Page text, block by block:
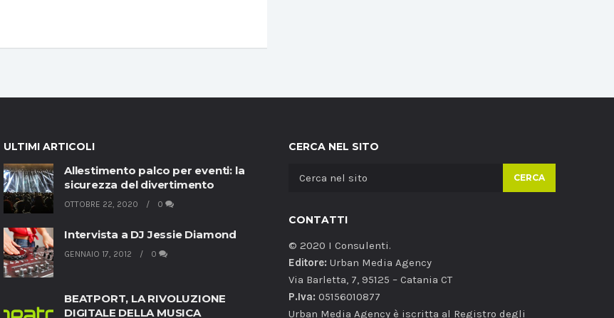
ULTIMI ARTICOLI
Allestimento palco per eventi: la
sicurezza del divertimento
OTTOBRE 22, 2020 0
Intervista a DJ Jessie Diamond
GENNAIO 17, 2012 0
BEATPORT, LA RIVOLUZIONE
DIGITALE DELLA MUSICA
CERCA NEL SITO
CERCA
CONTATTI
© 2020 I Consulenti.
Editore: Urban Media Agency
Via Barletta, 7, 95125 – Catania CT
P.Iva: 05156010877
Urban Media Agency è iscritta al Registro degli